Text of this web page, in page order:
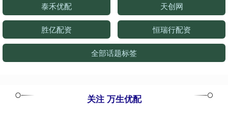
泰禾优配 天创网
胜亿配资 恒瑞行配资
全部话题标签
关注 万生优配